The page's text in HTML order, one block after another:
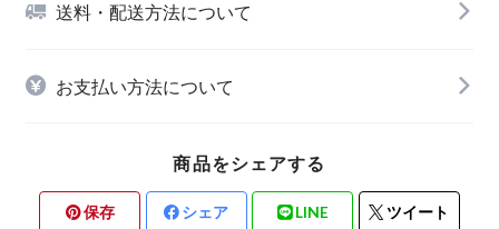
送料・配送方法について
お支払い方法について
商品をシェアする
保存 シェア LINE ツイート